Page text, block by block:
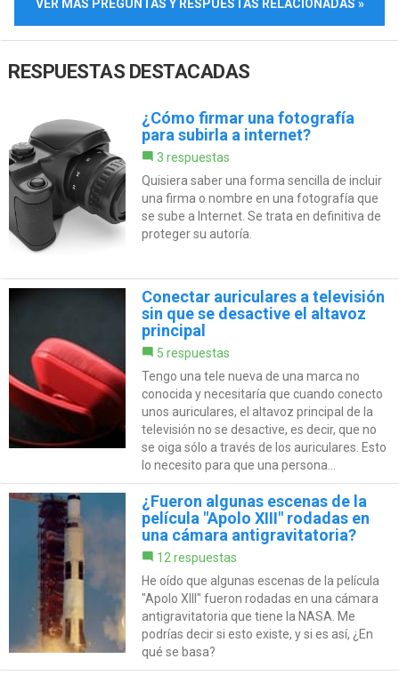
VER MÁS PREGUNTAS Y RESPUESTAS RELACIONADAS »
RESPUESTAS DESTACADAS
¿Cómo firmar una fotografía
para subirla a internet?
3 respuestas
Quisiera saber una forma sencilla de incluir
una firma o nombre en una fotografía que
se sube a Internet. Se trata en definitiva de
proteger su autoría.
Conectar auriculares a televisión
sin que se desactive el altavoz
principal
5 respuestas
Tengo una tele nueva de una marca no
conocida y necesitaría que cuando conecto
unos auriculares, el altavoz principal de la
televisión no se desactive, es decir, que no
se oiga sólo a través de los auriculares. Esto
lo necesito para que una persona...
¿Fueron algunas escenas de la
película "Apolo XIII" rodadas en
una cámara antigravitatoria?
12 respuestas
He oído que algunas escenas de la película
"Apolo XIII" fueron rodadas en una cámara
antigravitatoria que tiene la NASA. Me
podrías decir si esto existe, y si es así, ¿En
qué se basa?